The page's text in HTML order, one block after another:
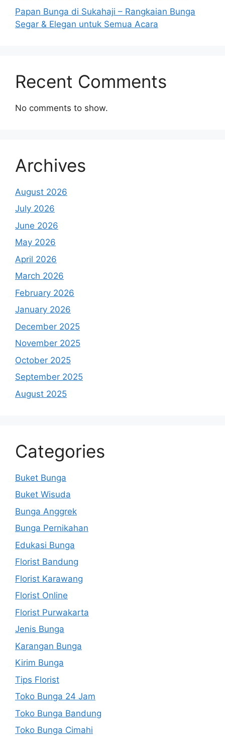
Papan Bunga di Sukahaji – Rangkaian Bunga
Segar & Elegan untuk Semua Acara
Recent Comments
No comments to show.
Archives
August 2026
July 2026
June 2026
May 2026
April 2026
March 2026
February 2026
January 2026
December 2025
November 2025
October 2025
September 2025
August 2025
Categories
Buket Bunga
Buket Wisuda
Bunga Anggrek
Bunga Pernikahan
Edukasi Bunga
Florist Bandung
Florist Karawang
Florist Online
Florist Purwakarta
Jenis Bunga
Karangan Bunga
Kirim Bunga
Tips Florist
Toko Bunga 24 Jam
Toko Bunga Bandung
Toko Bunga Cimahi